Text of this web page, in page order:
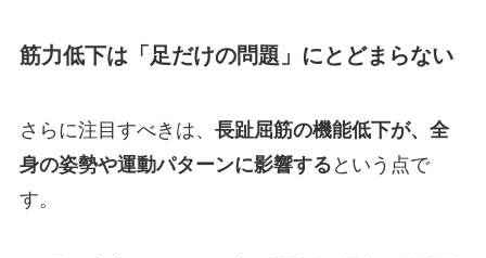
筋力低下は「足だけの問題」にとどまらない
さらに注目すべきは、 長趾屈筋の機能低下が、全
身の姿勢や運動パターンに影響する という点で
す。